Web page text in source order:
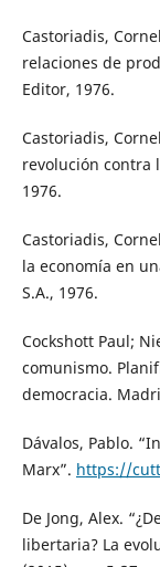
Castoriadis,
relaciones de
Editor, 1976.
Castoriadis,
revolución contra
1976.
Castoriadis,
la economía en
S.A., 1976.
Cockshott Paul;
comunismo.
democracia.
Dávalos, Pablo.
Marx”. https://
De Jong, Alex.
libertaria? La